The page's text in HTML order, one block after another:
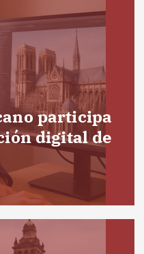
participa
digital de